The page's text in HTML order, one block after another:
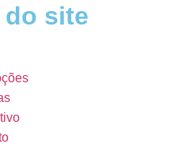
do site